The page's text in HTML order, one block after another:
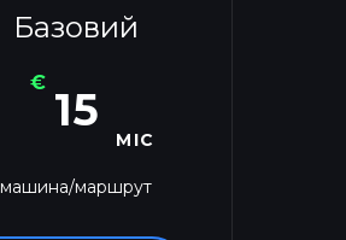
Базовий
€
15
МІС
машина/маршрут